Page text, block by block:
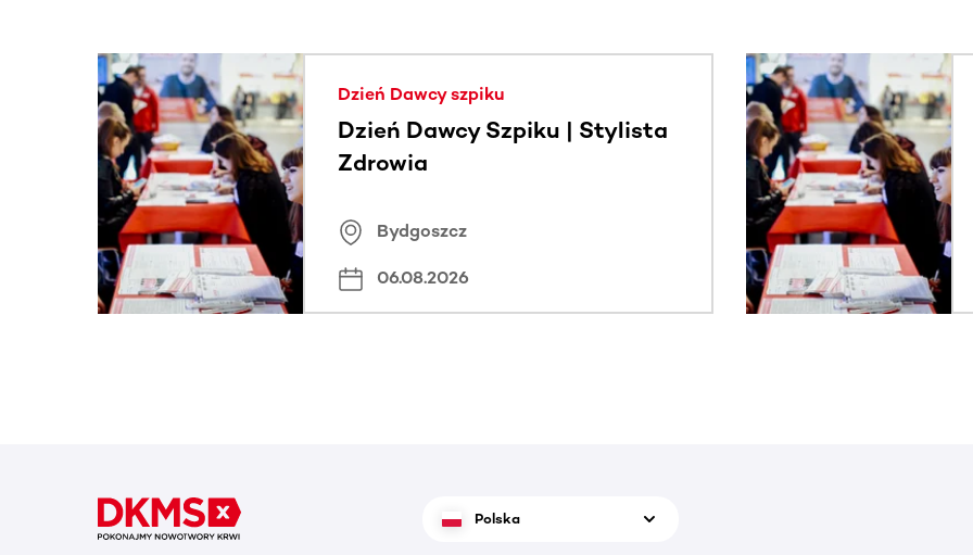
Ta sekcja zawiera treści przewijane w poziomie. Użyj klawisza Tab lub przesuń palcem, aby zobaczyć
Dzień Dawcy szpiku
Dzień Dawcy Szpiku | Stylista
Zdrowia
Bydgoszcz
06.08.2026
Polska